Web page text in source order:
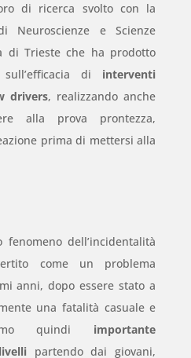
di ricerca svolto con la
Neuroscienze e Scienze
di Trieste che ha prodotto
di interventi
drivers, realizzando anche
alla prova prontezza,
prima di mettersi alla
dell’incidentalità
come un problema
anni, dopo essere stato a
una fatalità casuale e
quindi importante
partendo dai giovani,